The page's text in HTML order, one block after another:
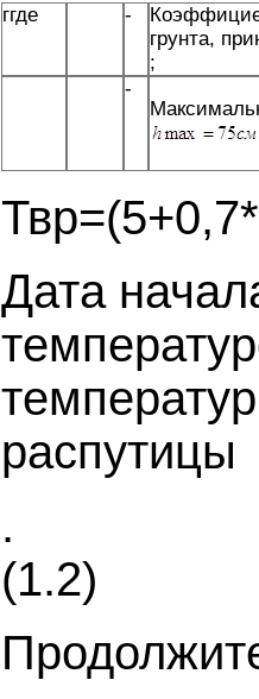
ггде -
грунта,
;
-
Дата
распутицы
(1.2)